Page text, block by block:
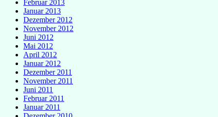
Februar 2013
Januar 2013
Dezember 2012
November 2012
Juni 2012
Mai 2012
April 2012
Januar 2012
Dezember 2011
November 2011
Juni 2011
Februar 2011
Januar 2011